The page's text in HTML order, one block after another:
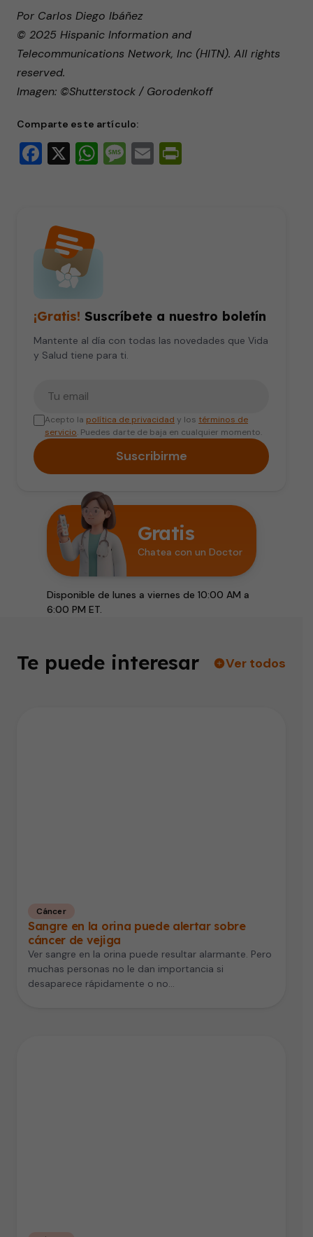
Por Carlos Diego Ibáñez
© 2025 Hispanic Information and
Telecommunications Network, Inc (HITN). All rights
reserved.
Imagen: ©Shutterstock / Gorodenkoff
Comparte este artículo:
Facebook
X WhatsApp
Message
Email
¡Gratis! Suscríbete a nuestro boletín
Mantente al día con todas las novedades que Vida
y Salud tiene para ti.
Acepto la política de privacidad y los términos de
servicio. Puedes darte de baja en cualquier momento.
Suscribirme
Gratis
Chatea con un Doctor
Disponible de lunes a viernes de 10:00 AM a
6:00 PM ET.
Te puede interesar Ver todos
Cáncer
Sangre en la orina puede alertar sobre
cáncer de vejiga
Ver sangre en la orina puede resultar alarmante. Pero
muchas personas no le dan importancia si
desaparece rápidamente o no…